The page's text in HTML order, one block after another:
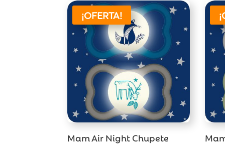
¡OFERTA!
Mam Air Night Chupete